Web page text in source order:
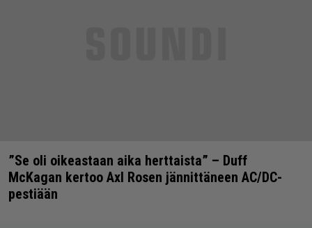
”Se oli oikeastaan aika herttaista” – Duff
McKagan kertoo Axl Rosen jännittäneen AC/DC-
pestiään